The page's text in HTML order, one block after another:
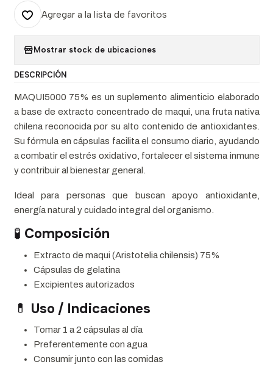
Agregar a la lista de favoritos
Mostrar stock de ubicaciones
DESCRIPCIÓN
MAQUI5000 75% es un suplemento alimenticio elaborado
a base de extracto concentrado de maqui, una fruta nativa
chilena reconocida por su alto contenido de antioxidantes.
Su fórmula en cápsulas facilita el consumo diario, ayudando
a combatir el estrés oxidativo, fortalecer el sistema inmune
y contribuir al bienestar general.
Ideal para personas que buscan apoyo antioxidante,
energía natural y cuidado integral del organismo.
🧪 Composición
Extracto de maqui (Aristotelia chilensis) 75%
Cápsulas de gelatina
Excipientes autorizados
💊 Uso / Indicaciones
Tomar 1 a 2 cápsulas al día
Preferentemente con agua
Consumir junto con las comidas